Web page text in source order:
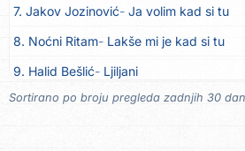
18. Ljupka Dimitrovska Javi se
19. Grupa 777 Kada zazvoni moj telefon
20. Grupa 777 Posljednja noć
21. Ljupka Dimitrovska Voliš... ne voliš
7. Jakov Jozinović Ja volim kad si tu
8. Noćni Ritam Lakše mi je kad si tu
9. Halid Bešlić Ljiljani
10. Aleksandra Prijović Kababa
Sortirano po broju pregleda zadnjih 30